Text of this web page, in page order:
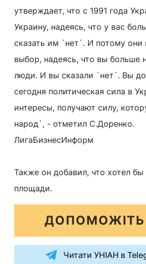
утверждает, что с 1991 года
Украину, надеясь, что у вас
сказать им `нет`. И потому
выбор, надеясь, что вы больше
люди. И вы сказали `нет`. Вы
сегодня политическая сила в
интересы, получают силу,
народ`, - отметил С.Доренко.
ЛигаБизнесИнформ
Также он добавил, что хотел
площади.
Читати УНІАН в